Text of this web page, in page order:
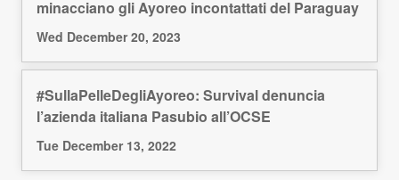
minacciano gli Ayoreo incontattati del Paraguay
Wed December 20, 2023
#SullaPelleDegliAyoreo: Survival denuncia
l’azienda italiana Pasubio all’OCSE
Tue December 13, 2022